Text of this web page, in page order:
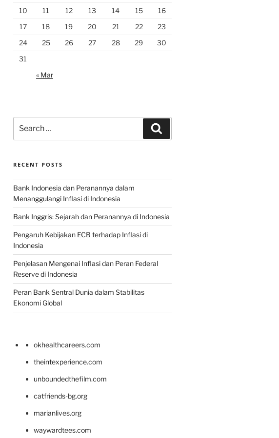
10
11 12 13 14 15
16
17
18 19 20 21 22
23
24
25 26 27 28 29
30
31
« Mar
for:
RECENT POSTS
Bank Indonesia dan Peranannya dalam
Menanggulangi Inflasi di Indonesia
Bank Inggris: Sejarah dan Peranannya di Indonesia
Pengaruh Kebijakan ECB terhadap Inflasi di
Indonesia
Penjelasan Mengenai Inflasi dan Peran Federal
Reserve di Indonesia
Peran Bank Sentral Dunia dalam Stabilitas
Ekonomi Global
okhealthcareers.com
theintexperience.com
unboundedthefilm.com
catfriends-bg.org
marianlives.org
waywardtees.com